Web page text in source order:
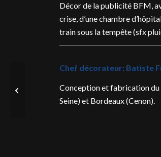
Décor de la publicité BFM,
crise, d’une chambre
train sous la tempête (sfx
Chef décorateur: Batiste
Conception et fabrication du
Seine) et Bordeaux (Cenon).
Effets spéciaux